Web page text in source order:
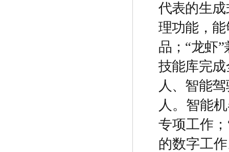
代表的生
理功能，
品； “龙虾”
技能库完
人、智能
人。智能
专项工作；
的数字工